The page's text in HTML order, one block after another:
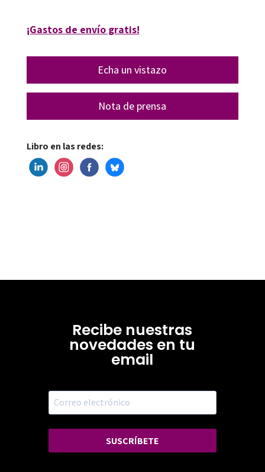
¡Gastos de envío gratis!
Echa un vistazo
Nota de prensa
Libro en las redes:
Recibe nuestras
novedades en tu
email
SUSCRÍBETE